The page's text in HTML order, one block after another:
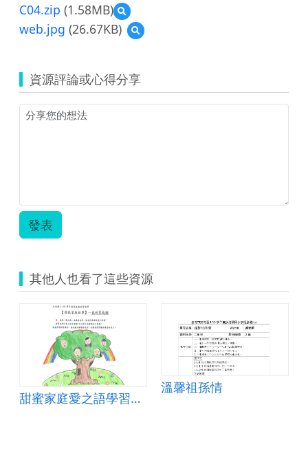
C04.zip (1.58MB)
預
覽
C04.zip
web.jpg (26.67KB)
預
覽
資源評論或心得分享
發表
其他人也看了這些資源
甜蜜家庭愛之語學習單-我的家庭樹學習單範本
溫馨祖孫情